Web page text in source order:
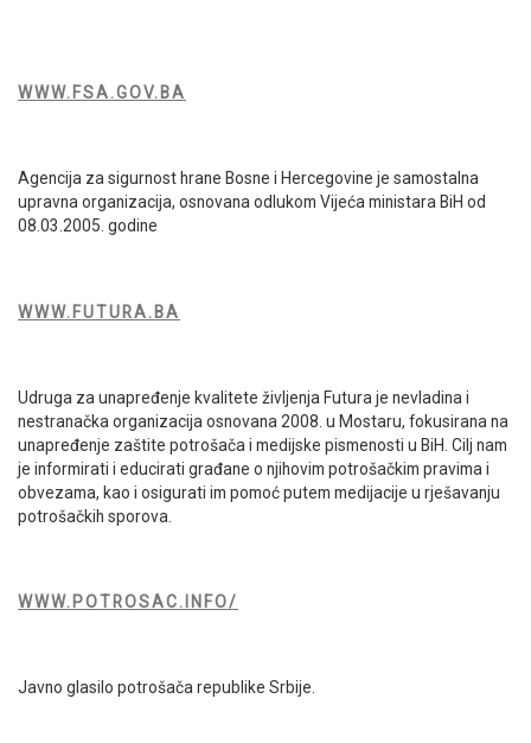
WWW.FSA.GOV.BA
Agencija za sigurnost hrane Bosne i Hercegovine je samostalna
upravna organizacija, osnovana odlukom Vijeća ministara BiH od
08.03.2005. godine
WWW.FUTURA.BA
Udruga za unapređenje kvalitete življenja Futura je nevladina i
nestranačka organizacija osnovana 2008. u Mostaru, fokusirana na
unapređenje zaštite potrošača i medijske pismenosti u BiH. Cilj nam
je informirati i educirati građane o njihovim potrošačkim pravima i
obvezama, kao i osigurati im pomoć putem medijacije u rješavanju
potrošačkih sporova.
WWW.POTROSAC.INFO/
Javno glasilo potrošača republike Srbije.